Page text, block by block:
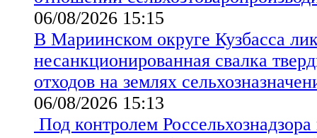
06/08/2026 15:15
В Мариинском округе Кузбасса
несанкционированная свалка
отходов на землях
06/08/2026 15:13
Под контролем Россельхознадзора